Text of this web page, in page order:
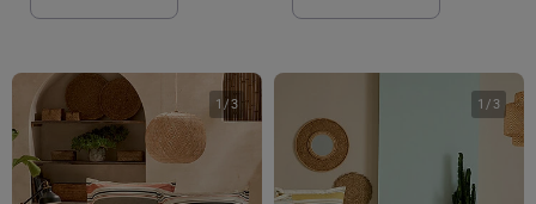
1 /3 1 /3